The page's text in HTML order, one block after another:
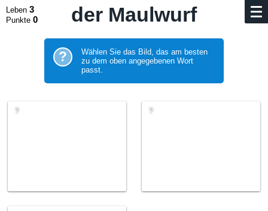
Leben 3
Punkte 0 der Maulwurf
?
Wählen Sie das Bild, das am besten
zu dem oben angegebenen Wort
passt.
? ?